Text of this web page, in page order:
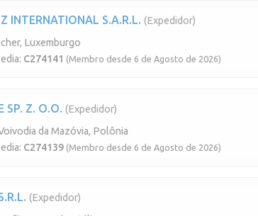
INTERNATIONAL S.A.R.L. (Expedidor)
Luxemburgo
C274141 (Membro desde 6 de Agosto de 2026)
SP. Z. O.O. (Expedidor)
da Mazóvia, Polônia
C274139 (Membro desde 6 de Agosto de 2026)
(Expedidor)